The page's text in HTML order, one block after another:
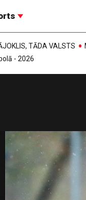
TĀDA VALSTS
- 2026